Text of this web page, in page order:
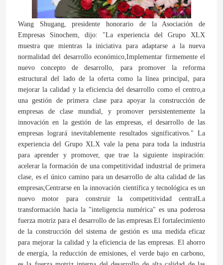
Wang Shugang, presidente honorario de la Asociación de
Empresas Sinochem, dijo: "La experiencia del Grupo XLX
muestra que mientras la iniciativa para adaptarse a la nueva
normalidad del desarrollo económico,Implementar firmemente el
nuevo concepto de desarrollo, para promover la reforma
estructural del lado de la oferta como la línea principal, para
mejorar la calidad y la eficiencia del desarrollo como el centro,a
una gestión de primera clase para apoyar la construcción de
empresas de clase mundial, y promover persistentemente la
innovación en la gestión de las empresas, el desarrollo de las
empresas logrará inevitablemente resultados significativos." La
experiencia del Grupo XLX vale la pena para toda la industria
para aprender y promover, que trae la siguiente inspiración:
acelerar la formación de una competitividad industrial de primera
clase, es el único camino para un desarrollo de alta calidad de las
empresas;Centrarse en la innovación científica y tecnológica es un
nuevo motor para construir la competitividad centralLa
transformación hacia la "inteligencia numérica" es una poderosa
fuerza motriz para el desarrollo de las empresas.El fortalecimiento
de la construcción del sistema de gestión es una medida eficaz
para mejorar la calidad y la eficiencia de las empresas. El ahorro
de energía, la reducción de emisiones, el verde bajo en carbono,